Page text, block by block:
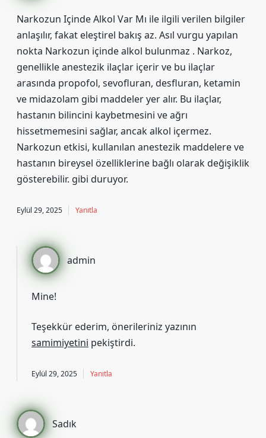
Narkozun Içinde Alkol Var Mı ile ilgili verilen bilgiler
anlaşılır, fakat eleştirel bakış az. Asıl vurgu yapılan
nokta Narkozun içinde alkol bulunmaz . Narkoz,
genellikle anestezik ilaçlar içerir ve bu ilaçlar
arasında propofol, sevofluran, desfluran, ketamin
ve midazolam gibi maddeler yer alır. Bu ilaçlar,
hastanın bilincini kaybetmesini ve ağrı
hissetmemesini sağlar, ancak alkol içermez.
Narkozun etkisi, kullanılan anestezik maddelere ve
hastanın bireysel özelliklerine bağlı olarak değişiklik
gösterebilir. gibi duruyor.
Eylül 29, 2025 Yanıtla
admin
Mine!
Teşekkür ederim, önerileriniz yazının
samimiyetini pekiştirdi.
Eylül 29, 2025 Yanıtla
Sadık